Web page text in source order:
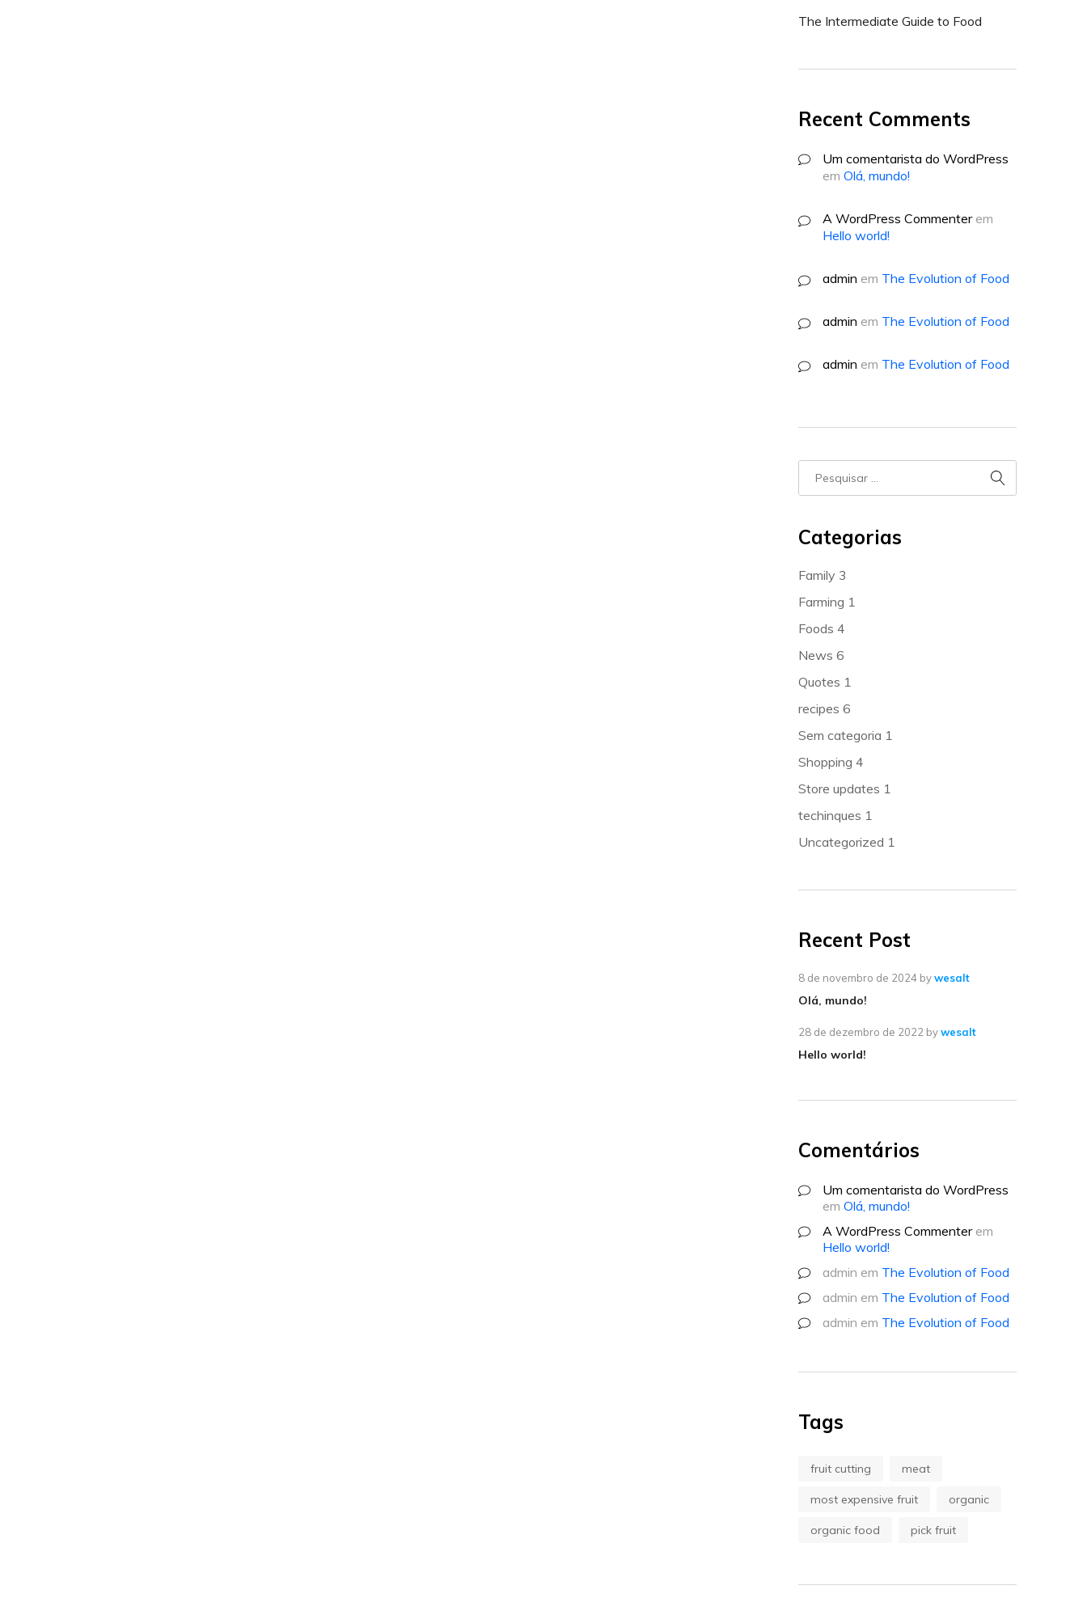
The Intermediate Guide to Food
Recent Comments
Um comentarista do WordPress
em Olá, mundo!
A WordPress Commenterem
Hello world!
admin em The Evolution of Food
admin em The Evolution of Food
admin em The Evolution of Food
Categorias
Family 3
Farming 1
Foods 4
News 6
Quotes 1
recipes 6
Sem categoria 1
Shopping 4
Store updates 1
techinques 1
Uncategorized 1
Recent Post
8 de novembro de 2024 bywesalt
Olá, mundo!
28 de dezembro de 2022 bywesalt
Hello world!
Comentários
Um comentarista do WordPress
em Olá, mundo!
A WordPress Commenterem
Hello world!
admin em The Evolution of Food
admin em The Evolution of Food
admin em The Evolution of Food
Tags
fruit cutting meat
most expensive fruit organic
organic food pick fruit